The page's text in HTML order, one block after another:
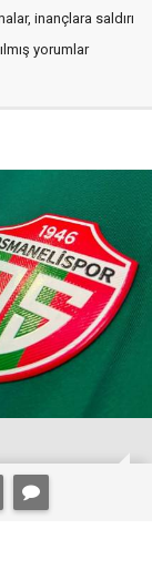
inançlara saldırı
yorumlar